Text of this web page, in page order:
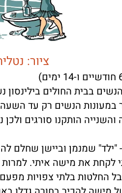
ציור:
בבית החולים בילינסון
הותקנו סורגים
שמנמן וביישן שחלם
לקחת את מישה איתי.
החלטות בלתי צפויות